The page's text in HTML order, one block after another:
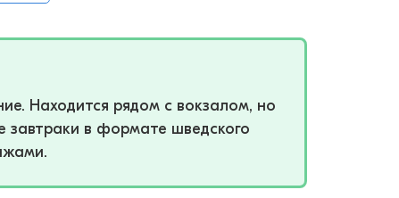
Находится рядом с вокзалом, но
в формате шведского